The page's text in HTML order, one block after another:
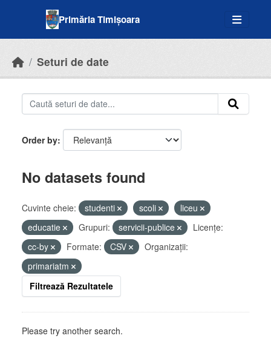
Primăria Timișoara
Seturi de date
Order by
No datasets found
Cuvinte cheie: studenti scoli
liceu
educatie
Grupuri: servicii-publice
Licenţe:
cc-by
Formate: CSV
Organizații:
primariatm
Filtrează Rezultatele
Please try another search.